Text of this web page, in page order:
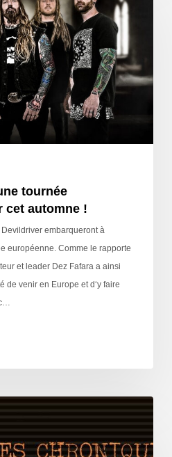
tournée
cet automne !
embarqueront à
européenne. Comme le rapporte
et leader Dez Fafara a ainsi
de venir en Europe et d‘y faire